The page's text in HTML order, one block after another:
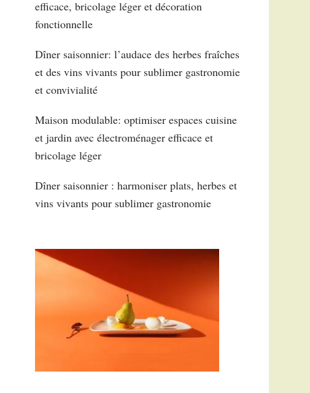
efficace, bricolage léger et décoration
fonctionnelle
Dîner saisonnier: l’audace des herbes fraîches
et des vins vivants pour sublimer gastronomie
et convivialité
Maison modulable: optimiser espaces cuisine
et jardin avec électroménager efficace et
bricolage léger
Dîner saisonnier : harmoniser plats, herbes et
vins vivants pour sublimer gastronomie